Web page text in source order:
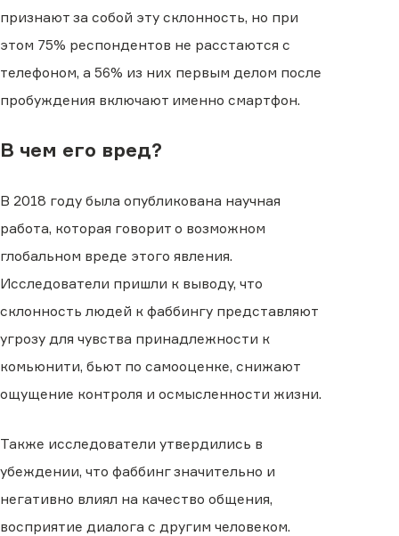
признают за собой эту склонность, но при
этом 75% респондентов не расстаются с
телефоном, а 56% из них первым делом после
пробуждения включают именно смартфон.
В чем его вред?
В 2018 году была опубликована научная
работа, которая говорит о возможном
глобальном вреде этого явления.
Исследователи пришли к выводу, что
склонность людей к фаббингу представляют
угрозу для чувства принадлежности к
комьюнити, бьют по самооценке, снижают
ощущение контроля и осмысленности жизни.
Также исследователи утвердились в
убеждении, что фаббинг значительно и
негативно влиял на качество общения,
восприятие диалога с другим человеком.